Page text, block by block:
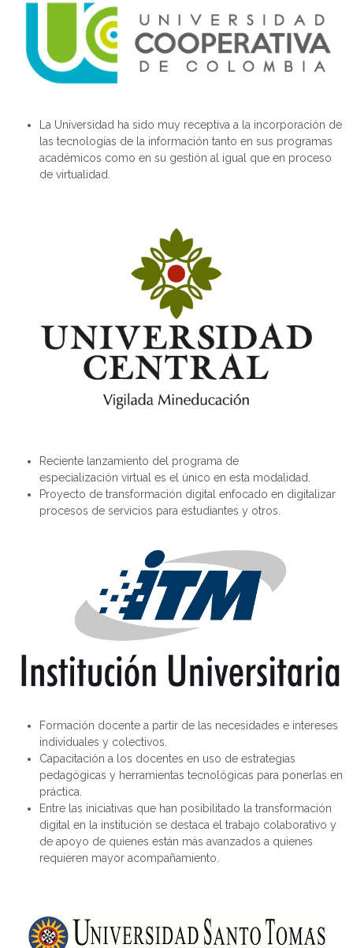
La Universidad ha sido muy receptiva a la incorporación de
las tecnologías de la información tanto en sus programas
académicos como en su gestión al igual que en proceso
de virtualidad.
Reciente lanzamiento del programa de
especialización virtual es el único en esta modalidad.
Proyecto de transformación digital enfocado en digitalizar
procesos de servicios para estudiantes y otros.
Formación docente a partir de las necesidades e intereses
individuales y colectivos.
Capacitación a los docentes en uso de estrategias
pedagógicas y herramientas tecnológicas para ponerlas en
práctica.
Entre las iniciativas que han posibilitado la transformación
digital en la institución se destaca el trabajo colaborativo y
de apoyo de quienes están más avanzados a quienes
requieren mayor acompañamiento.